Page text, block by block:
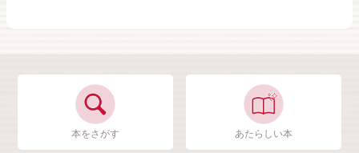
本をさがす あたらしい本